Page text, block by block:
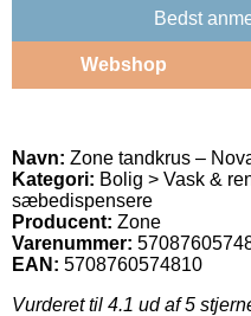
Bedst
Webshop
Navn: Zone tandkrus –
Kategori: Bolig > Vask &
sæbedispensere
Producent: Zone
Varenummer:
EAN: 5708760574810
Vurderet til 4.1 ud af 5